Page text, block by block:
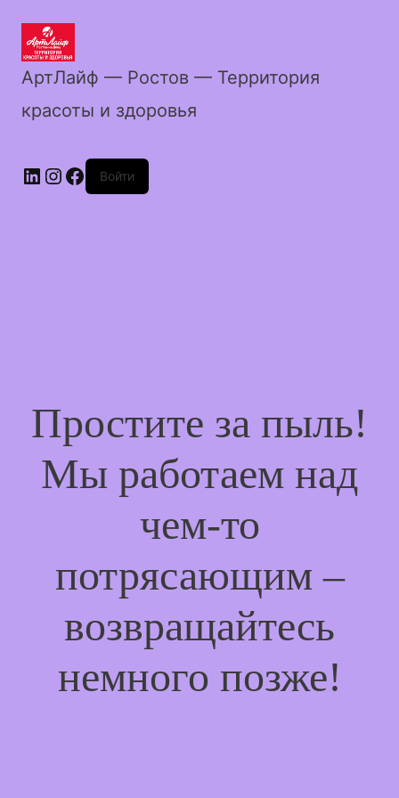
АртЛайф — Ростов — Территория
красоты и здоровья
LinkedIn
Instagram
Facebook
Войти
Простите за пыль!
Мы работаем над
чем-то
потрясающим –
возвращайтесь
немного позже!